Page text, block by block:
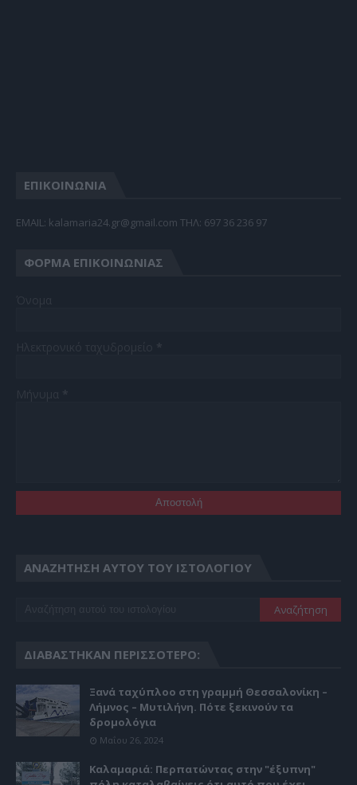
ΕΠΙΚΟΙΝΩΝΙΑ
EMAIL: kalamaria24.gr@gmail.com TΗΛ: 697 36 236 97
ΦΌΡΜΑ ΕΠΙΚΟΙΝΩΝΊΑΣ
ΑΝΑΖΉΤΗΣΗ ΑΥΤΟΎ ΤΟΥ ΙΣΤΟΛΟΓΊΟΥ
ΔΙΑΒΆΣΤΗΚΑΝ ΠΕΡΙΣΣΌΤΕΡΟ:
Ξανά ταχύπλοο στη γραμμή Θεσσαλονίκη –
Λήμνος – Μυτιλήνη. Πότε ξεκινούν τα
δρομολόγια
Μαΐου 26, 2024
Καλαμαριά: Περπατώντας στην "έξυπνη"